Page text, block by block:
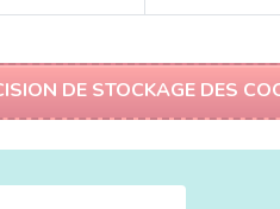
DE STOCKAGE DES